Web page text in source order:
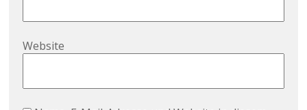
Website